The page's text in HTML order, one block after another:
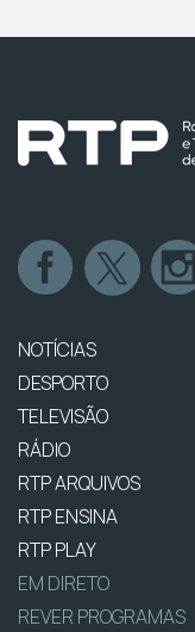
NOTÍCIAS
DESPORTO
TELEVISÃO
RÁDIO
RTP ARQUIVOS
RTP ENSINA
RTP PLAY
EM DIRETO
REVER PROGRAMAS